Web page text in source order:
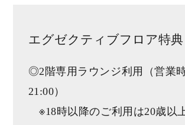
エグゼクティブフロア特典
◎2階専用ラウンジ利用（営業
21:00）
※18時以降のご利用は20歳以